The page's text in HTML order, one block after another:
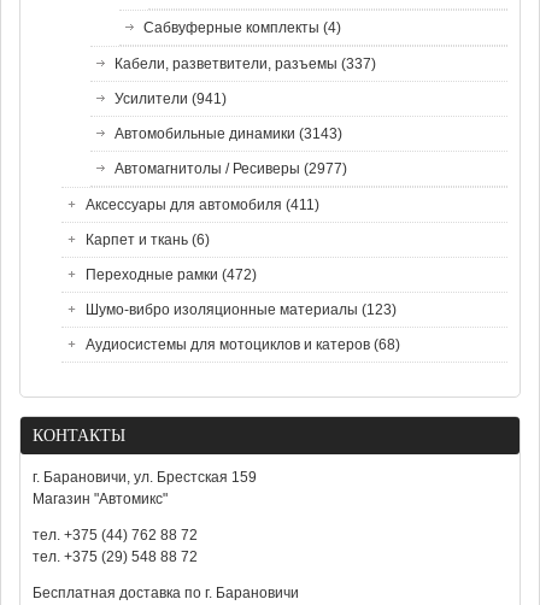
Сабвуферные комплекты (4)
Кабели, разветвители, разъемы (337)
Усилители (941)
Автомобильные динамики (3143)
Автомагнитолы / Ресиверы (2977)
Аксессуары для автомобиля (411)
Карпет и ткань (6)
Переходные рамки (472)
Шумо-вибро изоляционные материалы (123)
Аудиосистемы для мотоциклов и катеров (68)
КОНТАКТЫ
г. Барановичи, ул. Брестская 159
Магазин "Автомикс"
тел. +375 (44) 762 88 72
тел. +375 (29) 548 88 72
Бесплатная доставка по г. Барановичи